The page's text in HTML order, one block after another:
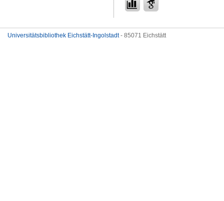
Universitätsbibliothek Eichstätt-Ingolstadt- 85071 Eichstätt